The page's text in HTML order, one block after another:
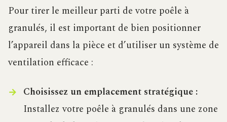
Pour tirer le meilleur parti de votre poêle à
granulés, il est important de bien positionner
l’appareil dans la pièce et d’utiliser un système de
ventilation efficace :
Choisissez un emplacement stratégique :
Installez votre poêle à granulés dans une zone